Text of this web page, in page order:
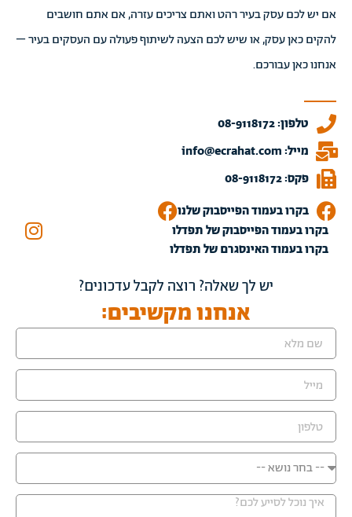
אם יש לכם עסק בעיר רהט ואתם צריכים עזרה, אם אתם חושבים
להקים כאן עסק, או שיש לכם הצעה לשיתוף פעולה עם העסקים בעיר –
אנחנו כאן עבורכם.
טלפון: 08-9118172
מייל: info@ecrahat.com
פקס: 08-9118172
בקרו בעמוד הפייסבוק שלנו
בקרו בעמוד הפייסבוק של תפדלו
בקרו בעמוד האינסגרם של תפדלו
יש לך שאלה? רוצה לקבל עדכונים?
אנחנו מקשיבים: